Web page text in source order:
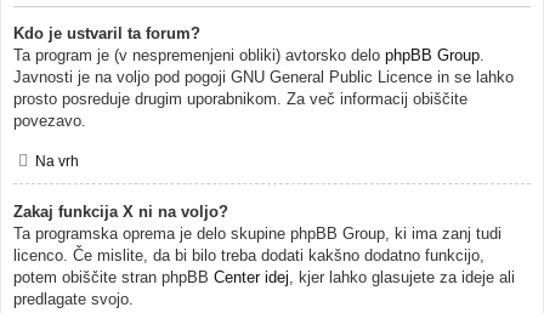
Kdo je ustvaril ta forum?
Ta program je (v nespremenjeni obliki) avtorsko delo phpBB Group.
Javnosti je na voljo pod pogoji GNU General Public Licence in se lahko
prosto posreduje drugim uporabnikom. Za več informacij obiščite
povezavo.
Na vrh
Zakaj funkcija X ni na voljo?
Ta programska oprema je delo skupine phpBB Group, ki ima zanj tudi
licenco. Če mislite, da bi bilo treba dodati kakšno dodatno funkcijo,
potem obiščite stran phpBB Center idej, kjer lahko glasujete za ideje ali
predlagate svojo.